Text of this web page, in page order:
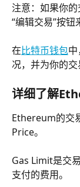
注意：如果你
“编辑交易”按钮
在比特币钱包
况，并为你的交
详细了解
Ethereum的交
Price。
Gas Limit是交
支付的费用。